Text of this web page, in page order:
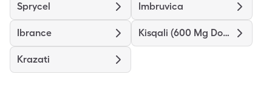
Sprycel Imbruvica
Ibrance Kisqali (600 Mg Dose)
Krazati